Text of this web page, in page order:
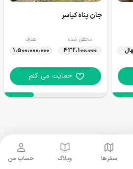
جان پناه کیاسر
محقق شده
432،100،000
هدف
1،500،000،000
حمایت می کنم
سفرها وبلاگ حساب من